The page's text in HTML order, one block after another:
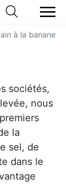
à la banane
sociétés,
nous
la
sel, de
dans le